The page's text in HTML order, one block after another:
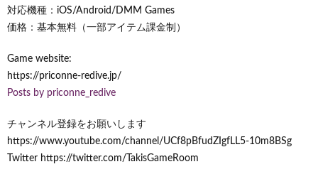
対応機種：iOS/Android/DMM Games
価格：基本無料（一部アイテム課金制）
Game website:
https://priconne-redive.jp/
Posts by priconne_redive
チャンネル登録をお願いします
https://www.youtube.com/channel/UCf8pBfudZIgfLL5-10m8BSg
Twitter https://twitter.com/TakisGameRoom